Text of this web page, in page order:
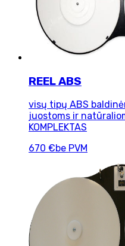
REEL ABS
visų tipų ABS
juostoms ir
KOMPLEKTAS
670 €be PVM